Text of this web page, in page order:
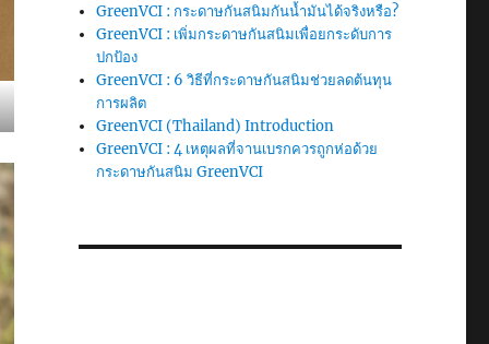
GreenVCI : กระดาษกันสนิมกันน้ำมันได้จริงหรือ?
GreenVCI : เพิ่มกระดาษกันสนิมเพื่อยกระดับการ
ปกป้อง
GreenVCI : 6 วิธีที่กระดาษกันสนิมช่วยลดต้นทุน
การผลิต
GreenVCI (Thailand) Introduction
GreenVCI : 4 เหตุผลที่จานเบรกควรถูกห่อด้วย
กระดาษกันสนิม GreenVCI